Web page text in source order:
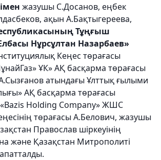
жазушы С.Досанов, еңбек
ақын А.Бақтыгереева,
Тұңғыш
Нұрсұлтан Назарбаев»
Кеңес төрағасы
ҰК» АҚ басқарма төрағасы
атындағы Ұлттық ғылыми
АҚ басқарма төрағасы
Holding Сompany» ЖШС
төрағасы А.Белович, жазушы
Православ шіркеуінің
және Қазақстан Митрополиті